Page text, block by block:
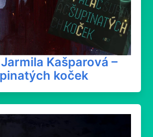
Kašparová –
koček